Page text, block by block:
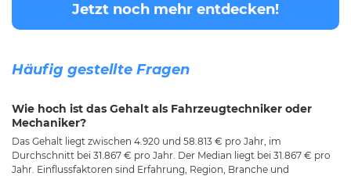
Jetzt noch mehr entdecken!
Häufig gestellte Fragen
Wie hoch ist das Gehalt als Fahrzeugtechniker oder
Mechaniker?
Das Gehalt liegt zwischen 4.920 und 58.813 € pro Jahr, im
Durchschnitt bei 31.867 € pro Jahr. Der Median liegt bei 31.867 € pro
Jahr. Einflussfaktoren sind Erfahrung, Region, Branche und